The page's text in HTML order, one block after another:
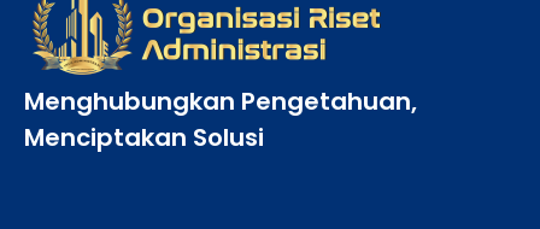
Menghubungkan Pengetahuan,
Menciptakan Solusi